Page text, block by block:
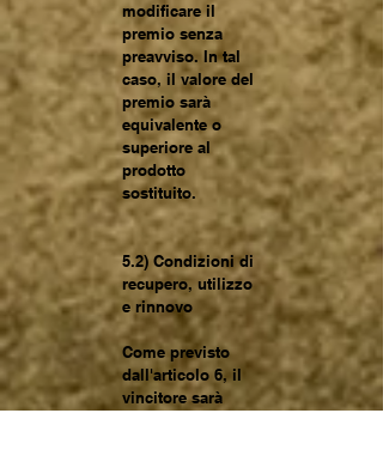
modificare il
premio senza
preavviso. In tal
caso, il valore del
premio sarà
equivalente o
superiore al
prodotto
sostituito.
5.2) Condizioni di
recupero, utilizzo
e rinnovo
Come previsto
dall'articolo 6, il
vincitore sarà